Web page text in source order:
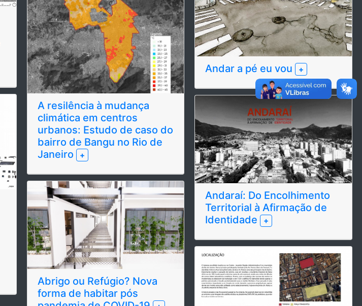
A resilência à mudança
climática em centros
urbanos: Estudo de caso do
bairro de Bangu no Rio de
Janeiro
+
Abrigo ou Refúgio? Nova
forma de habitar pós
Andar a pé eu vou +
Andaraí: Do Encolhimento
Territorial à Afirmação de
Identidade +